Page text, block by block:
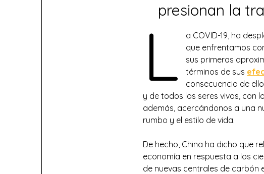
presionan la
L
a COVID-19, ha
que enfrentamos
sus primeras
términos de sus
consecuencia de
y de todos los seres vivos, con
además, acercándonos a una
rumbo y el estilo de vida.
De hecho, China ha dicho que
economía en respuesta a los
de nuevas centrales de carbón